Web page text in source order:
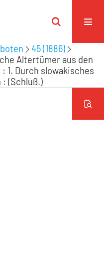
45 (1886)
Altertümer aus den
1. Durch slowakisches
: (Schluß.)